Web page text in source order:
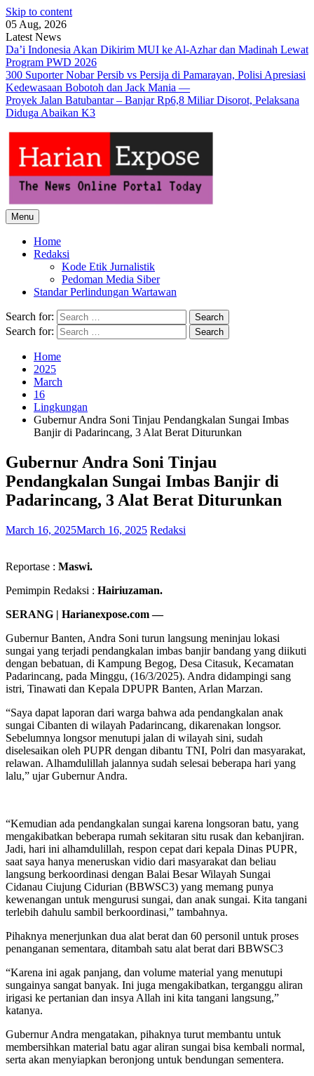
Skip to content
05 Aug, 2026
Latest News
Da’i Indonesia Akan Dikirim MUI ke Al-Azhar dan Madinah Lewat
Program PWD 2026
300 Suporter Nobar Persib vs Persija di Pamarayan, Polisi Apresiasi
Kedewasaan Bobotoh dan Jack Mania —
Proyek Jalan Batubantar – Banjar Rp6,8 Miliar Disorot, Pelaksana
Diduga Abaikan K3
Menu
Home
Redaksi
Kode Etik Jurnalistik
Pedoman Media Siber
Standar Perlindungan Wartawan
Search for:
Search for:
Home
2025
March
16
Lingkungan
Gubernur Andra Soni Tinjau Pendangkalan Sungai Imbas
Banjir di Padarincang, 3 Alat Berat Diturunkan
Gubernur Andra Soni Tinjau
Pendangkalan Sungai Imbas Banjir di
Padarincang, 3 Alat Berat Diturunkan
March 16, 2025March 16, 2025 Redaksi
Reportase : Maswi.
Pemimpin Redaksi : Hairiuzaman.
SERANG | Harianexpose.com —
Gubernur Banten, Andra Soni turun langsung meninjau lokasi
sungai yang terjadi pendangkalan imbas banjir bandang yang diikuti
dengan bebatuan, di Kampung Begog, Desa Citasuk, Kecamatan
Padarincang, pada Minggu, (16/3/2025). Andra didampingi sang
istri, Tinawati dan Kepala DPUPR Banten, Arlan Marzan.
“Saya dapat laporan dari warga bahwa ada pendangkalan anak
sungai Cibanten di wilayah Padarincang, dikarenakan longsor.
Sebelumnya longsor menutupi jalan di wilayah sini, sudah
diselesaikan oleh PUPR dengan dibantu TNI, Polri dan masyarakat,
relawan. Alhamdulillah jalannya sudah selesai beberapa hari yang
lalu,” ujar Gubernur Andra.
“Kemudian ada pendangkalan sungai karena longsoran batu, yang
mengakibatkan beberapa rumah sekitaran situ rusak dan kebanjiran.
Jadi, hari ini alhamdulillah, respon cepat dari kepala Dinas PUPR,
saat saya hanya meneruskan vidio dari masyarakat dan beliau
langsung berkoordinasi dengan Balai Besar Wilayah Sungai
Cidanau Ciujung Cidurian (BBWSC3) yang memang punya
kewenangan untuk mengurusi sungai, dan anak sungai. Kita tangani
terlebih dahulu sambil berkoordinasi,” tambahnya.
Pihaknya menerjunkan dua alat berat dan 60 personil untuk proses
penanganan sementara, ditambah satu alat berat dari BBWSC3
“Karena ini agak panjang, dan volume material yang menutupi
sungainya sangat banyak. Ini juga mengakibatkan, terganggu aliran
irigasi ke pertanian dan insya Allah ini kita tangani langsung,”
katanya.
Gubernur Andra mengatakan, pihaknya turut membantu untuk
membersihkan material batu agar aliran sungai bisa kembali normal,
serta akan menyiapkan beronjong untuk bendungan sementera.